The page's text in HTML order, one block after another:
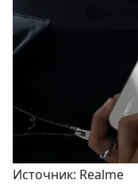
Источник: Realme